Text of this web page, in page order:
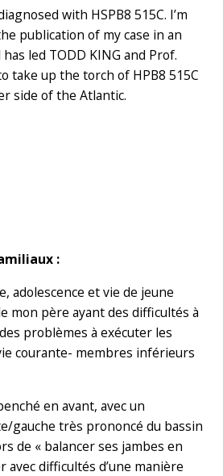
with HSPB8 515C. I’m
publication of my case in an
led TODD KING and Prof.
take up the torch of HPB8 515C
side of the Atlantic.
:
adolescence et vie de jeune
mon père ayant des difficultés à
problèmes à exécuter les
courante- membres inférieurs
en avant, avec un
gauche très prononcé du bassin
de « balancer ses jambes en
avec difficultés d’une manière